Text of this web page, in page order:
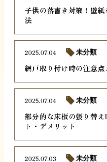
子供の落書き対策！壁
法
網戸取り付け時の注意
2025.07.04 未分類
部分的な床板の張り替
ト・デメリット
2025.07.04 未分類
2025.07.03 未分類